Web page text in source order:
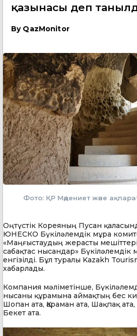
қазынасы деп
By QazMonitor
Фото: ҚР Мәдениет және
Оңтүстік Кореяның Пусан
ЮНЕСКО Бүкіләлемдік мұра
«Маңғыстаудың жерасты
сабақтас нысандар» Бүкіләлемдік
енгізілді. Бұл туралы Kazakh
хабарлады.
Компания мәліметінше,
нысаны құрамына аймақтың бес
Шопан ата, Қараман ата, Шақпақ
Бекет ата.